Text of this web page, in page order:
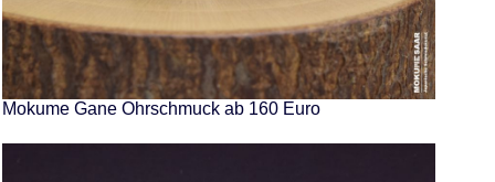
Mokume Gane Ohrschmuck ab 160 Euro